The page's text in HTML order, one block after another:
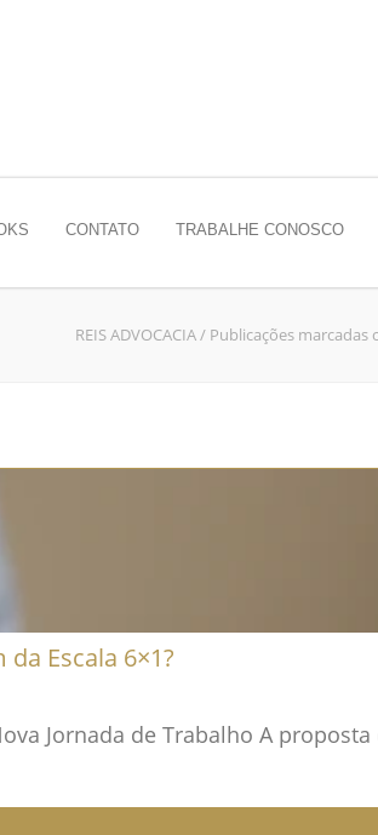
CONTATO TRABALHE CONOSCO
REIS ADVOCACIA/ Publicações marcadas
Escala 6×1?
Jornada de Trabalho A